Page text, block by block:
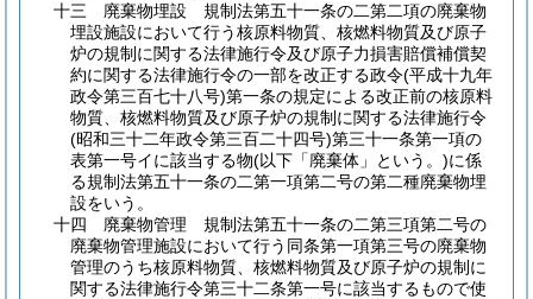
十三
廃棄物埋設 規制法第五十一条の二第二項の廃棄物
埋設施設において行う核原料物質、核燃料物質及び原子
炉の規制に関する法律施行令及び原子力損害賠償補償契
約に関する法律施行令の一部を改正する政令(平成十九年
政令第三百七十八号)第一条の規定による改正前の核原料
物質、核燃料物質及び原子炉の規制に関する法律施行令
(昭和三十二年政令第三百二十四号)第三十一条第一項の
表第一号イに該当する物(以下「廃棄体」という。)に係
る規制法第五十一条の二第一項第二号の第二種廃棄物埋
設をいう。
十四
廃棄物管理 規制法第五十一条の二第三項第二号の
廃棄物管理施設において行う同条第一項第三号の廃棄物
管理のうち核原料物質、核燃料物質及び原子炉の規制に
関する法律施行令第三十二条第一号に該当するもので使